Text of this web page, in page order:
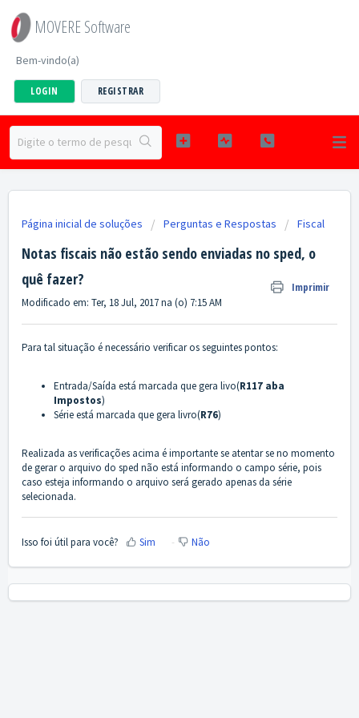
MOVERE Software
Bem-vindo(a)
LOGIN REGISTRAR
Página inicial de soluções Perguntas e Respostas Fiscal
Notas fiscais não estão sendo enviadas no sped, o
quê fazer?
Imprimir
Modificado em: Ter, 18 Jul, 2017 na (o) 7:15 AM
Para tal situação é necessário verificar os seguintes pontos:
Entrada/Saída está marcada que gera livo(R117 aba
Impostos)
Série está marcada que gera livro(R76)
Realizada as verificações acima é importante se atentar se no momento
de gerar o arquivo do sped não está informando o campo série, pois
caso esteja informando o arquivo será gerado apenas da série
selecionada.
Isso foi útil para você? Sim Não